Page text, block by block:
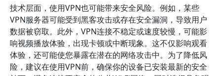
技术层面，使用VPN也可能带来安全风险。例如，某些
VPN服务器可能受到黑客攻击或存在安全漏洞，导致用户
数据被窃取。此外，VPN连接不稳定或速度较慢，可能影
响视频播放体验，出现卡顿或中断现象。这不仅影响观看
体验，还可能使您暴露在潜在的网络攻击中。为了降低风
险，建议在使用VPN前，确保你的设备已安装最新的安全